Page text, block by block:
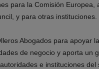
para la Comisión
y para otras instituciones.
Abogados para apoyar
de negocio y aporta un
e instituciones del